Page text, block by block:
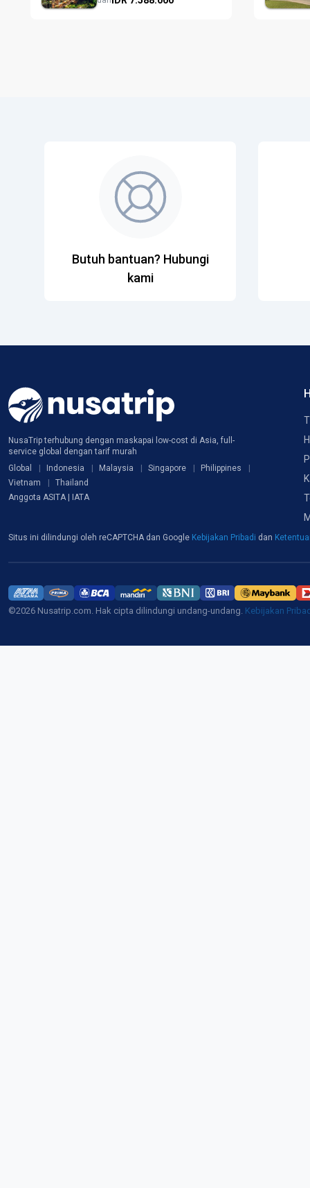
Butuh bantuan? Hubungi
kami
NusaTrip terhubung dengan maskapai low-cost di Asia, full-
service global dengan tarif murah
Global
Indonesia Malaysia Singapore
Philippines
Vietnam
Thailand
Anggota ASITA | IATA
Situs ini dilindungi oleh reCAPTCHA dan Google Kebijakan Pribadi dan
©2026 Nusatrip.com. Hak cipta dilindungi undang-undang. Kebijakan